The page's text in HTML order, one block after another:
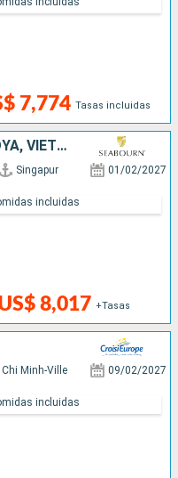
7,774 Tasas incluidas
SINGAPUR, TAILANDIA, CAMBOYA, VIETNAM, CHINA
Singapur 01/02/2027
8,017 +Tasas
incluidas
Chi Minh-Ville 09/02/2027
incluidas